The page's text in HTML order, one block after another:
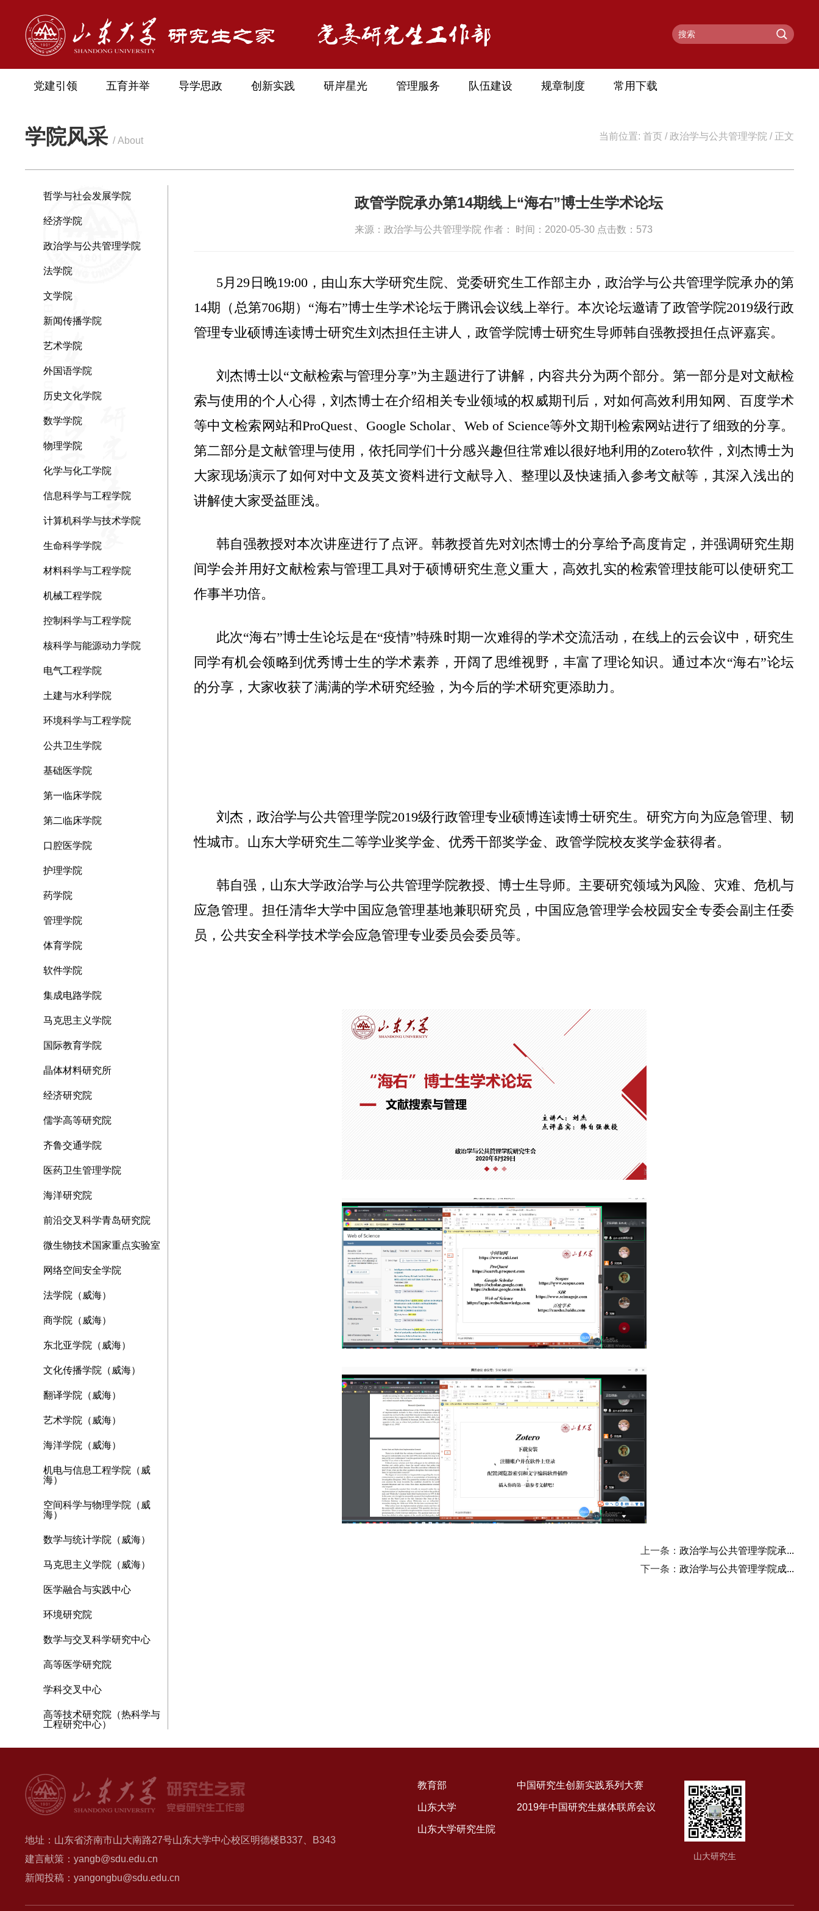
党建引领 五育并举 导学思政 创新实践 研岸星光 管理服务 队伍建设 规章制度 常用下载
学院风采 / About 当前位置: 首页 /政治学与公共管理学院 / 正文
哲学与社会发展学院
经济学院
政治学与公共管理学院
法学院
文学院
新闻传播学院
艺术学院
外国语学院
历史文化学院
数学学院
物理学院
化学与化工学院
信息科学与工程学院
计算机科学与技术学院
生命科学学院
材料科学与工程学院
机械工程学院
控制科学与工程学院
核科学与能源动力学院
电气工程学院
土建与水利学院
环境科学与工程学院
公共卫生学院
基础医学院
第一临床学院
第二临床学院
口腔医学院
护理学院
药学院
管理学院
体育学院
软件学院
集成电路学院
马克思主义学院
国际教育学院
晶体材料研究所
经济研究院
儒学高等研究院
齐鲁交通学院
医药卫生管理学院
海洋研究院
前沿交叉科学青岛研究院
微生物技术国家重点实验室
网络空间安全学院
法学院（威海）
商学院（威海）
东北亚学院（威海）
文化传播学院（威海）
翻译学院（威海）
艺术学院（威海）
海洋学院（威海）
机电与信息工程学院（威
海）
空间科学与物理学院（威
海）
数学与统计学院（威海）
马克思主义学院（威海）
医学融合与实践中心
环境研究院
数学与交叉科学研究中心
高等医学研究院
学科交叉中心
高等技术研究院（热科学与
工程研究中心）
政管学院承办第14期线上“海右”博士生学术论坛
来源：政治学与公共管理学院 作者： 时间：2020-05-30 点击数： 573
5月 29 日晚19:00，由山东大学研究生院、党委研究生工作部主办，政治学与公共管理学院承办的第
14期（总第706期）“海右”博士生学术论坛于腾讯会议线上举行。本次论坛邀请了政管学院2019级行政
管理专业硕博连读博士研究生刘杰担任主讲人，政管学院博士研究生导师韩自强教授担任点评嘉宾。
刘杰博士以“文献检索与管理分享”为主题进行了讲解，内容共分为两个部分。第一部分是对文献检
索与使用的个人心得，刘杰博士在介绍相关专业领域的权威期刊后，对如何高效利用知网、百度学术
等中文检索网站和ProQuest、 Google Scholar、 Web of Science等外文期刊检索网站进行了细致的分享。
第二部分是文献管理与使用，依托同学们十分感兴趣但往常难以很好地利用的Zotero软件，刘杰博士为
大家现场演示了如何对中文及英文资料进行文献导入、整理以及快速插入参考文献等，其深入浅出的
讲解使大家受益匪浅。
韩自强教授对本次讲座进行了点评。韩教授首先对刘杰博士的分享给予高度肯定，并强调研究生期
间学会并用好文献检索与管理工具对于硕博研究生意义重大，高效扎实的检索管理技能可以使研究工
作事半功倍。
此次“海右”博士生论坛是在“疫情”特殊时期一次难得的学术交流活动，在线上的云会议中，研究生
同学有机会领略到优秀博士生的学术素养，开阔了思维视野，丰富了理论知识。通过本次“海右”论坛
的分享，大家收获了满满的学术研究经验，为今后的学术研究更添助力。
刘杰，政治学与公共管理学院2019级行政管理专业硕博连读博士研究生。研究方向为应急管理、韧
性城市。山东大学研究生二等学业奖学金、优秀干部奖学金、政管学院校友奖学金获得者。
韩自强，山东大学政治学与公共管理学院教授、博士生导师。主要研究领域为风险、灾难、危机与
应急管理。担任清华大学中国应急管理基地兼职研究员，中国应急管理学会校园安全专委会副主任委
员，公共安全科学技术学会应急管理专业委员会委员等。
上一条： 政治学与公共管理学院承...
下一条： 政治学与公共管理学院成...
地址：山东省济南市山大南路27号山东大学中心校区明德楼B337、B343
建言献策：yangb@sdu.edu.cn
新闻投稿：yangongbu@sdu.edu.cn
教育部
山东大学
山东大学研究生院
中国研究生创新实践系列大赛
2019年中国研究生媒体联席会议
山大研究生